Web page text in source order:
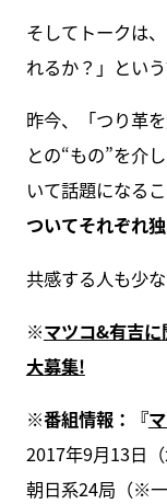
そしてトークは
れるか？」という
昨今、「つり革
との“もの”を介
いて話題になるこ
ついてそれぞれ
共感する人も少
※マツコ&有吉
大募集!
※番組情報：『
2017年9月13日
朝日系24局（※一